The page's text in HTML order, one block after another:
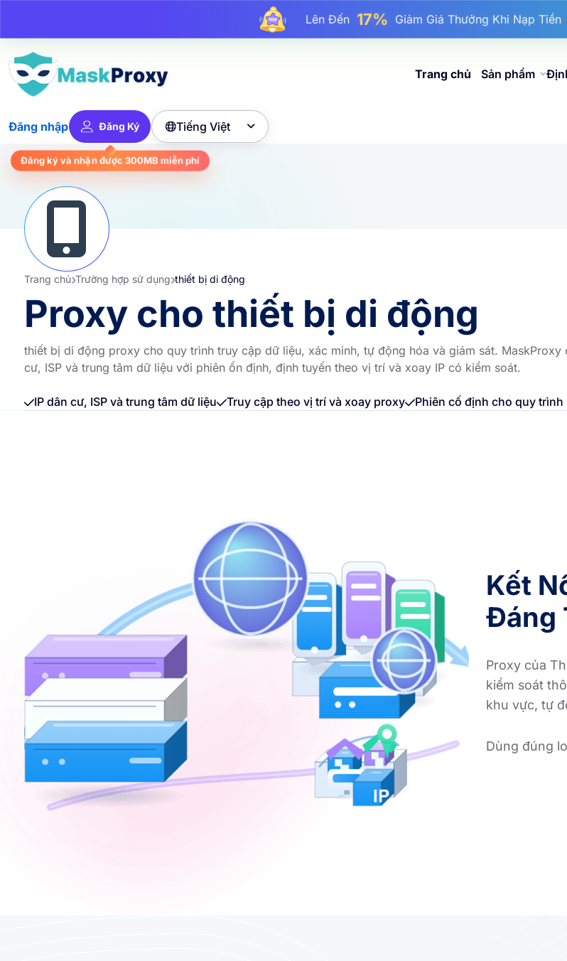
Lên Đến 25% Giảm Giá Khi Mua Hàng IP Tĩnh
Lên Đến81%Giảm Giá Khi Mua Hàng IP Luân
Trang chủ Sản phẩm
Đăng nhập Đăng Ký
Đăng ký và nhận được 300MB miễn phí
Tiếng Việt 
Trang chủ Trường hợp sử dụng thiết bị di động
Proxy cho thiết bị di động
thiết bị di động proxy cho quy trình truy cập dữ liệu, xác minh, tự động hóa và giám sát. MaskProxy
cư, ISP và trung tâm dữ liệu với phiên ổn định, định tuyến theo vị trí và xoay IP có kiểm soát.
IP dân cư, ISP và trung tâm dữ liệu Truy cập theo vị trí và xoay proxy Phiên cố định cho quy trình
Kết
Đáng
Proxy của
kiểm soát
khu vực, tự
Dùng đúng